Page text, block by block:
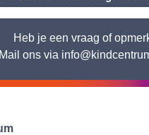
Heb je een vraag of
Mail ons via